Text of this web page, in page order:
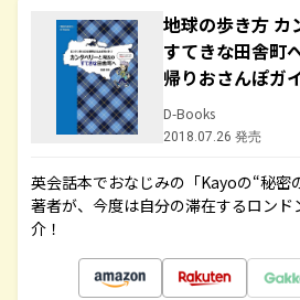
地球の歩き方 カ
すてきな田舎町
帰りおさんぽガ
D-Books
2018.07.26 発売
英会話本でおなじみの「Kayoの“秘密
著者が、今度は自分の滞在するロン
介！